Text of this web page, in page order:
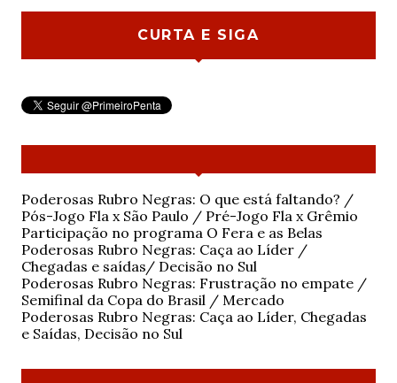
CURTA E SIGA
Poderosas Rubro Negras: O que está faltando? /
Pós-Jogo Fla x São Paulo / Pré-Jogo Fla x Grêmio
Participação no programa O Fera e as Belas
Poderosas Rubro Negras: Caça ao Líder /
Chegadas e saídas/ Decisão no Sul
Poderosas Rubro Negras: Frustração no empate /
Semifinal da Copa do Brasil / Mercado
Poderosas Rubro Negras: Caça ao Líder, Chegadas
e Saídas, Decisão no Sul